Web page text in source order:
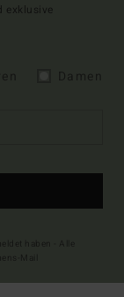
exklusive